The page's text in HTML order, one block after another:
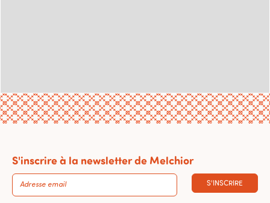
S'inscrire à la newsletter de Melchior
S'INSCRIRE